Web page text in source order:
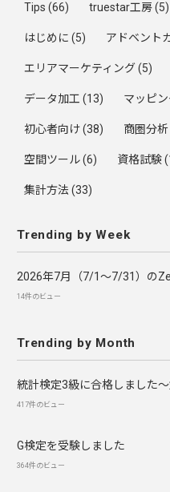
Tips (66) truestar工房(5)
はじめに (5) アドベント
エリアマーケティング(5)
データ加工 (13) マッピ
初心者向け(38) 商圏分析
空間ツール(6) 資格試験
集計方法 (33)
Trending by Week
2026年7月（7/1〜7/31）の
14件のビュー
Trending by Month
統計検定3級に合格しました
417件のビュー
G検定を受験しました
364件のビュー